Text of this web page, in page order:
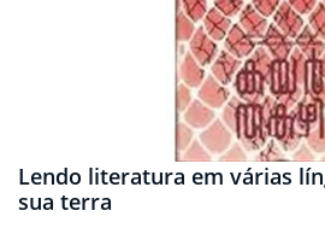
Lendo literatura em várias
sua terra